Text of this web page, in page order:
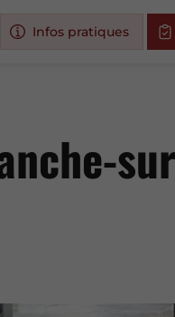
Infos pratiques